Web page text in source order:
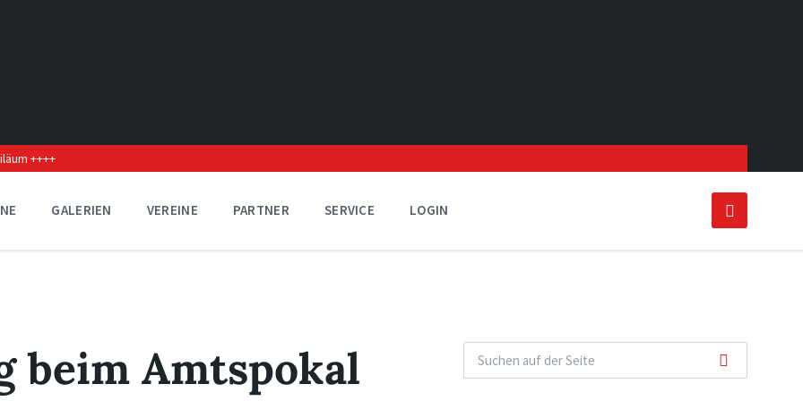
++++
GALERIEN VEREINE PARTNER SERVICE LOGIN
beim Amtspokal